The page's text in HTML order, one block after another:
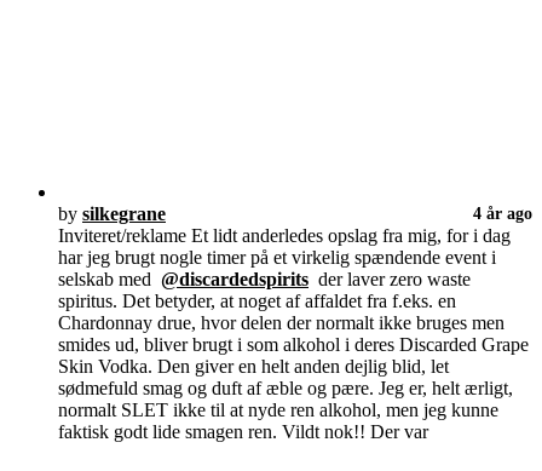
by silkegrane 4 år ago
Inviteret/reklame Et lidt anderledes opslag fra mig, for i dag
har jeg brugt nogle timer på et virkelig spændende event i
selskab med @discardedspirits der laver zero waste
spiritus. Det betyder, at noget af affaldet fra f.eks. en
Chardonnay drue, hvor delen der normalt ikke bruges men
smides ud, bliver brugt i som alkohol i deres Discarded Grape
Skin Vodka. Den giver en helt anden dejlig blid, let
sødmefuld smag og duft af æble og pære. Jeg er, helt ærligt,
normalt SLET ikke til at nyde ren alkohol, men jeg kunne
faktisk godt lide smagen ren. Vildt nok!! Der var